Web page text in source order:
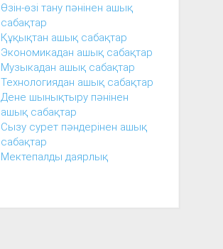
Өзін-өзі тану пәнінен ашық
сабақтар
Құқықтан ашық сабақтар
Экономикадан ашық сабақтар
Музыкадан ашық сабақтар
Технологиядан ашық сабақтар
Дене шынықтыру пәнінен
ашық сабақтар
Сызу сурет пәндерінен ашық
сабақтар
Мектепалды даярлық